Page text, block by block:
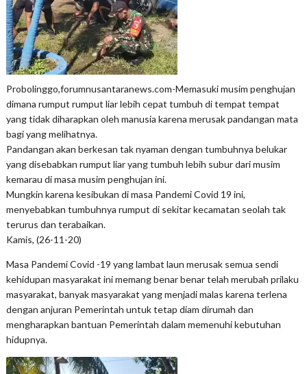
Probolinggo,forumnusantaranews.com-Memasuki musim penghujan
dimana rumput rumput liar lebih cepat tumbuh di tempat tempat
yang tidak diharapkan oleh manusia karena merusak pandangan mata
bagi yang melihatnya.
Pandangan akan berkesan tak nyaman dengan tumbuhnya belukar
yang disebabkan rumput liar yang tumbuh lebih subur dari musim
kemarau di masa musim penghujan ini.
Mungkin karena kesibukan di masa Pandemi Covid 19 ini,
menyebabkan tumbuhnya rumput di sekitar kecamatan seolah tak
terurus dan terabaikan.
Kamis, (26-11-20)
Masa Pandemi Covid -19 yang lambat laun merusak semua sendi
kehidupan masyarakat ini memang benar benar telah merubah prilaku
masyarakat, banyak masyarakat yang menjadi malas karena terlena
dengan anjuran Pemerintah untuk tetap diam dirumah dan
mengharapkan bantuan Pemerintah dalam memenuhi kebutuhan
hidupnya.